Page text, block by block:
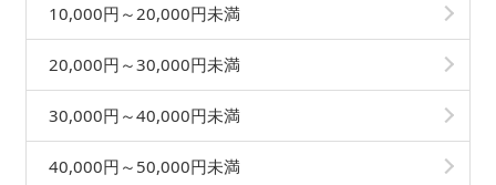
10,000円～20,000円未満
20,000円～30,000円未満
30,000円～40,000円未満
40,000円～50,000円未満